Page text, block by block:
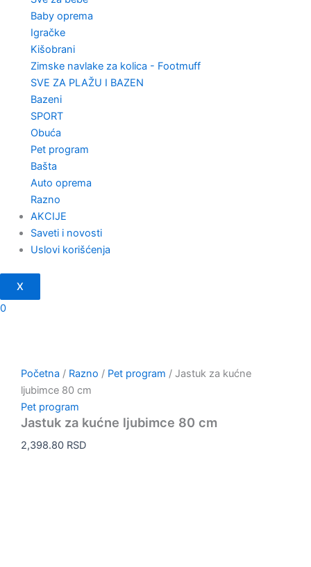
Baby oprema
Igračke
Kišobrani
Zimske navlake za kolica - Footmuff
SVE ZA PLAŽU I BAZEN
Bazeni
SPORT
Obuća
Pet program
Bašta
Auto oprema
Razno
AKCIJE
Saveti i novosti
Uslovi korišćenja
X
0
Početna / Razno / Pet program / Jastuk za kućne
ljubimce 80 cm
Pet program
Jastuk za kućne ljubimce 80 cm
2,398.80 RSD